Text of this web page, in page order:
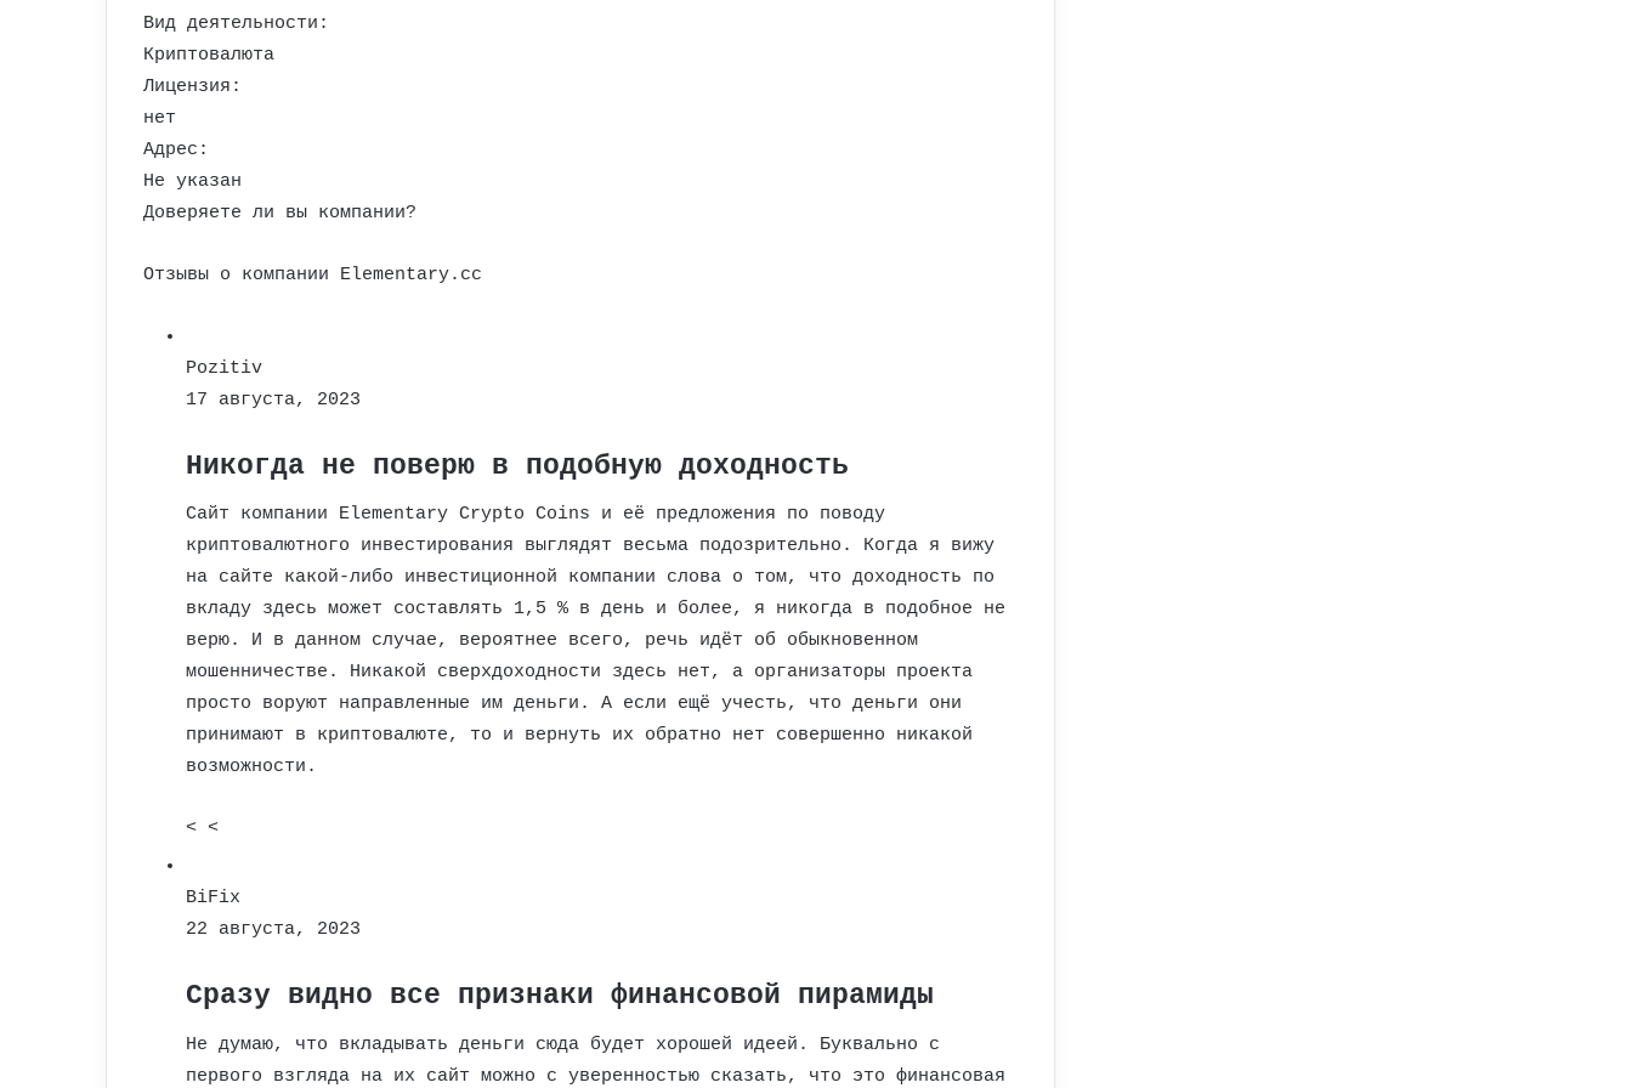
Вид деятельности:
Криптовалюта
Лицензия:
нет
Адрес:
Не указан
Доверяете ли вы компании?
Отзывы о компании Elementary.cc
Pozitiv
17 августа, 2023
Никогда не поверю в подобную доходность
Сайт компании Elementary Crypto Coins и её предложения по поводу
криптовалютного инвестирования выглядят весьма подозрительно. Когда я вижу
на сайте какой-либо инвестиционной компании слова о том, что доходность по
вкладу здесь может составлять 1,5 % в день и более, я никогда в подобное не
верю. И в данном случае, вероятнее всего, речь идёт об обыкновенном
мошенничестве. Никакой сверхдоходности здесь нет, а организаторы проекта
просто воруют направленные им деньги. А если ещё учесть, что деньги они
принимают в криптовалюте, то и вернуть их обратно нет совершенно никакой
возможности.
< <
BiFix
22 августа, 2023
Сразу видно все признаки финансовой пирамиды
Не думаю, что вкладывать деньги сюда будет хорошей идеей. Буквально с
первого взгляда на их сайт можно с уверенностью сказать, что это финансовая